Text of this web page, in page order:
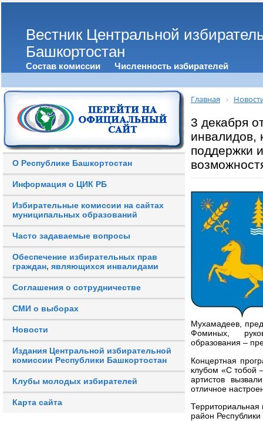
Вестник Центральной
Башкортостан
Состав комиссии Численность избирателей
О Республике Башкортостан
Информация о ЦИК РБ
Избирательные комиссии на сайтах
муниципальных образований
Часто задаваемые вопросы
Обеспечение избирательных прав
граждан, являющихся инвалидами
Соглашения о сотрудничестве
СМИ о выборах
Новости
Издания Центральной избирательной
комиссии Республики Башкортостан
Клубы молодых избирателей
Карта сайта
Главная
3 декабря
инвалидов,
поддержки
Мухамадеев,
Фоминых,
образования –
Концертная
клубом «С тобой
артистов
отличное
Территориальная
район